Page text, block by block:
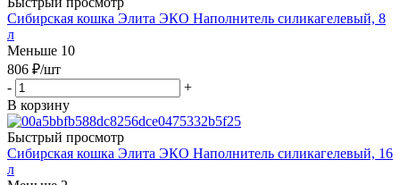
Сибирская кошка Элита ЭКО Наполнитель силикагелевый, 8
л
Меньше 10
806 ₽/шт
-
+
В корзину
Быстрый просмотр
Сибирская кошка Элита ЭКО Наполнитель силикагелевый, 16
л